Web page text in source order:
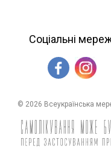
Соціальні
© 2026 Всеукраїнська